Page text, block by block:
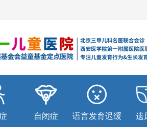
自闭症 语言发育迟缓 遗